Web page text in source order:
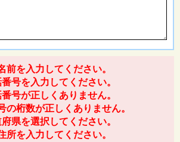
前を入力してください。
号を入力してください。
号が正しくありません。
の桁数が正しくありません。
県を選択してください。
所を入力してください。